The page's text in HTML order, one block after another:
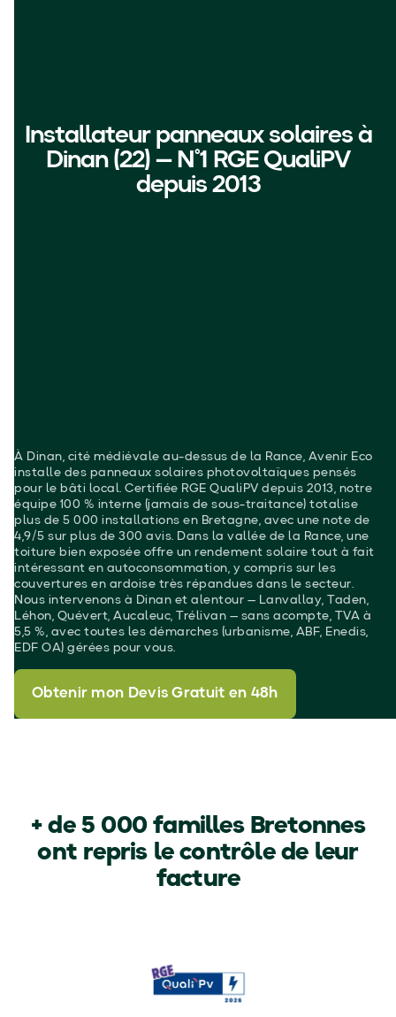
Installateur panneaux solaires à
Dinan (22) — N°1 RGE QualiPV
depuis 2013
À Dinan, cité médiévale au-dessus de la Rance, Avenir Eco
installe des panneaux solaires photovoltaïques pensés
pour le bâti local. Certifiée RGE QualiPV depuis 2013, notre
équipe 100 % interne (jamais de sous-traitance) totalise
plus de 5 000 installations en Bretagne, avec une note de
4,9/5 sur plus de 300 avis. Dans la vallée de la Rance, une
toiture bien exposée offre un rendement solaire tout à fait
intéressant en autoconsommation, y compris sur les
couvertures en ardoise très répandues dans le secteur.
Nous intervenons à Dinan et alentour — Lanvallay, Taden,
Léhon, Quévert, Aucaleuc, Trélivan — sans acompte, TVA à
5,5 %, avec toutes les démarches (urbanisme, ABF, Enedis,
EDF OA) gérées pour vous.
Obtenir mon Devis Gratuit en 48h
+ de 5 000 familles Bretonnes
ont repris le contrôle de leur
facture